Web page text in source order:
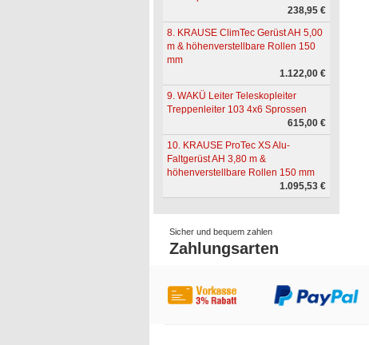
238,95 €
8. KRAUSE ClimTec Gerüst AH 5,00
m & höhenverstellbare Rollen 150
mm
1.122,00 €
9. WAKÜ Leiter Teleskopleiter
Treppenleiter 103 4x6 Sprossen
615,00 €
10. KRAUSE ProTec XS Alu-
Faltgerüst AH 3,80 m &
höhenverstellbare Rollen 150 mm
1.095,53 €
Sicher und bequem zahlen
Zahlungsarten